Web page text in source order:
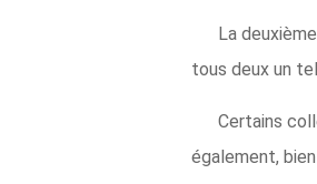
La
tous deux un
Certains
également,